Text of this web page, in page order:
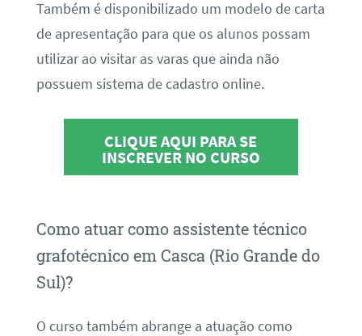
Também é disponibilizado um modelo de carta
de apresentação para que os alunos possam
utilizar ao visitar as varas que ainda não
possuem sistema de cadastro online.
CLIQUE AQUI PARA SE
INSCREVER NO CURSO
Como atuar como assistente técnico
grafotécnico em Casca (Rio Grande do
Sul)?
O curso também abrange a atuação como